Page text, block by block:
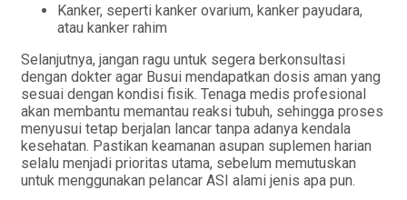
Kanker, seperti kanker ovarium, kanker payudara,
atau kanker rahim
Selanjutnya, jangan ragu untuk segera berkonsultasi
dengan dokter agar Busui mendapatkan dosis aman yang
sesuai dengan kondisi fisik. Tenaga medis profesional
akan membantu memantau reaksi tubuh, sehingga proses
menyusui tetap berjalan lancar tanpa adanya kendala
kesehatan. Pastikan keamanan asupan suplemen harian
selalu menjadi prioritas utama, sebelum memutuskan
untuk menggunakan pelancar ASI alami jenis apa pun.